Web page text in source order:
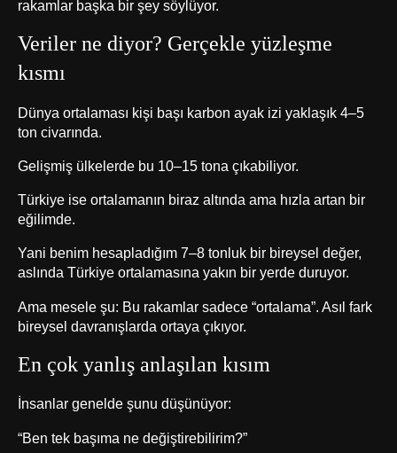
rakamlar başka bir şey söylüyor.
Veriler ne diyor? Gerçekle yüzleşme
kısmı
Dünya ortalaması kişi başı karbon ayak izi yaklaşık 4–5
ton civarında.
Gelişmiş ülkelerde bu 10–15 tona çıkabiliyor.
Türkiye ise ortalamanın biraz altında ama hızla artan bir
eğilimde.
Yani benim hesapladığım 7–8 tonluk bir bireysel değer,
aslında Türkiye ortalamasına yakın bir yerde duruyor.
Ama mesele şu: Bu rakamlar sadece “ortalama”. Asıl fark
bireysel davranışlarda ortaya çıkıyor.
En çok yanlış anlaşılan kısım
İnsanlar genelde şunu düşünüyor:
“Ben tek başıma ne değiştirebilirim?”